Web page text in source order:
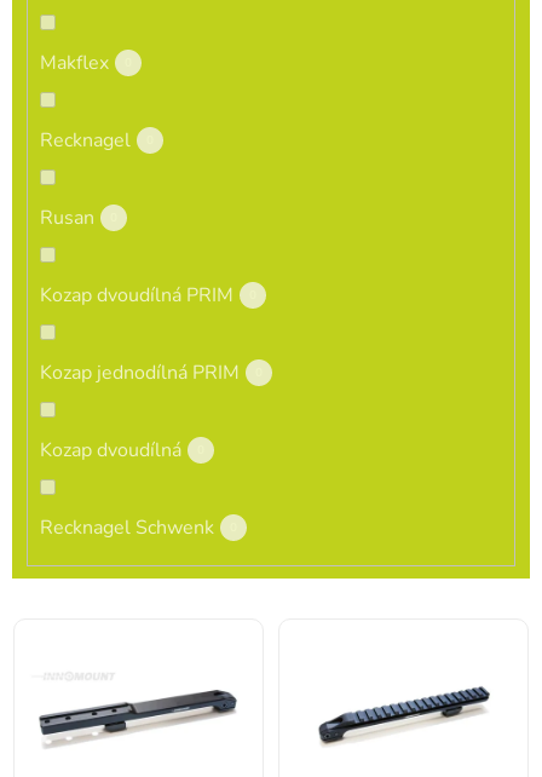
Makflex
Recknagel
Rusan
Kozap dvoudílná PRIM
Kozap jednodílná PRIM
Kozap dvoudílná
Recknagel Schwenk